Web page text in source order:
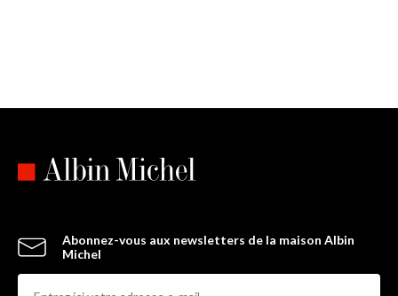
Abonnez-vous aux newsletters de la maison Albin
Michel